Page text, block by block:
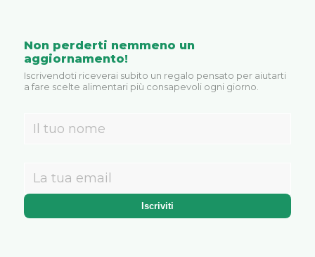
Non perderti nemmeno un
aggiornamento!
Iscrivendoti riceverai subito un regalo pensato per aiutarti
a fare scelte alimentari più consapevoli ogni giorno.